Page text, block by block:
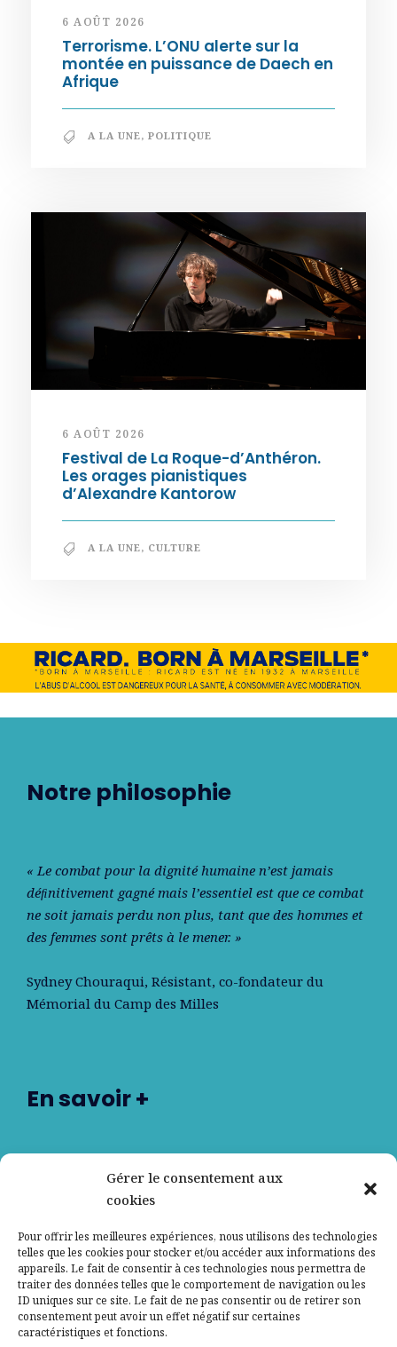
Gérer le consentement aux
cookies
Pour offrir les meilleures expériences, nous utilisons des technologies
telles que les cookies pour stocker et/ou accéder aux informations des
appareils. Le fait de consentir à ces technologies nous permettra de
traiter des données telles que le comportement de navigation ou les
ID uniques sur ce site. Le fait de ne pas consentir ou de retirer son
consentement peut avoir un effet négatif sur certaines
caractéristiques et fonctions.
6 AOÛT 2026
Terrorisme. L’ONU alerte sur la
montée en puissance de Daech en
Afrique
A LA UNE, POLITIQUE
6 AOÛT 2026
Festival de La Roque-d’Anthéron.
Les orages pianistiques
d’Alexandre Kantorow
A LA UNE, CULTURE
Notre philosophie
« Le combat pour la dignité humaine n’est jamais
déﬁnitivement gagné mais l’essentiel est que ce combat
ne soit jamais perdu non plus, tant que des hommes et
des femmes sont prêts à le mener. »
Sydney Chouraqui, Résistant, co-fondateur du
Mémorial du Camp des Milles
En savoir +
Nos partenaires
Contactez-nous
Mentions légales